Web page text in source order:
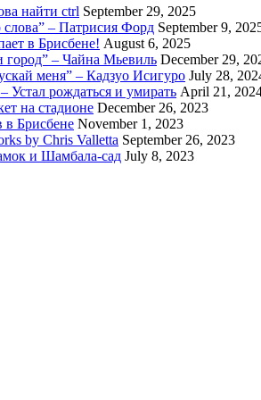
найти ctrl September 29, 2025
– Патрисия Форд September 9,
в Брисбене! August 6, 2025
город” – Чайна Мьевиль December 29,
меня” – Кадзуо Исигуро July 28,
рождаться и умирать April 21,
на стадионе December 26, 2023
Брисбене November 1, 2023
by Chris Valletta September 26, 2023
и Шамбала-сад July 8, 2023